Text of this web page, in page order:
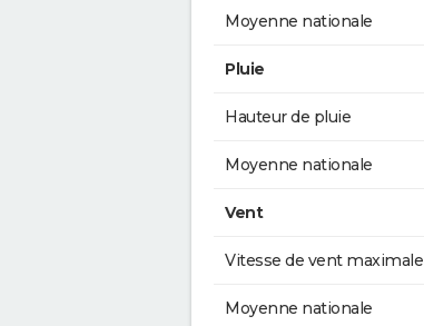
Moyenne nationale
Pluie
Hauteur de pluie
Moyenne nationale
Vent
Vitesse de vent maximale
Moyenne nationale